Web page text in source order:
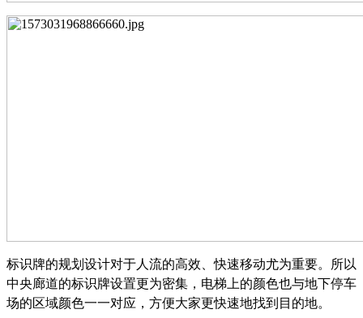
标识牌的规划设计对于人流的高效、快速移动尤为重要。所以
中央廊道的标识牌设置更为密集，电梯上的颜色也与地下停车
场的区域颜色一一对应，方便大家更快速地找到目的地。